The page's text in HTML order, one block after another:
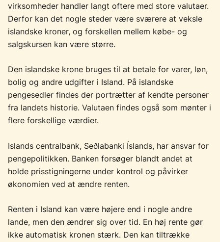
virksomheder handler langt oftere med store valutaer.
Derfor kan det nogle steder være sværere at veksle
islandske kroner, og forskellen mellem købe- og
salgskursen kan være større.
Den islandske krone bruges til at betale for varer, løn,
bolig og andre udgifter i Island. På islandske
pengesedler findes der portrætter af kendte personer
fra landets historie. Valutaen findes også som mønter i
flere forskellige værdier.
Islands centralbank, Seðlabanki Íslands, har ansvar for
pengepolitikken. Banken forsøger blandt andet at
holde prisstigningerne under kontrol og påvirker
økonomien ved at ændre renten.
Renten i Island kan være højere end i nogle andre
lande, men den ændrer sig over tid. En høj rente gør
ikke automatisk kronen stærk. Den kan tiltrække